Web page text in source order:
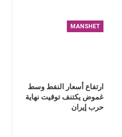
MANSHET
ارتفاع أسعار النفط وسط
غموض يكتنف توقيت نهاية
حرب إيران